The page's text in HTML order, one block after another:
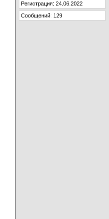
Регистрация: 24.06.2022
Сообщений: 129